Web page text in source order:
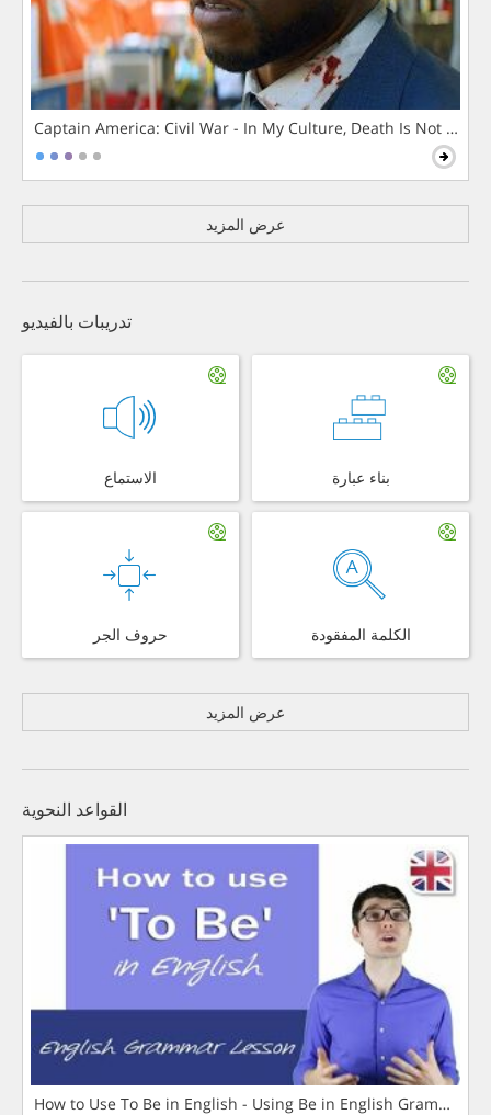
Captain America: Civil War - In My Culture, Death Is Not The
عرض المزيد
تدريبات بالفيديو
الاستماع بناء عبارة
حروف الجر الكلمة المفقودة
عرض المزيد
القواعد النحوية
How to Use To Be in English - Using Be in English Grammar